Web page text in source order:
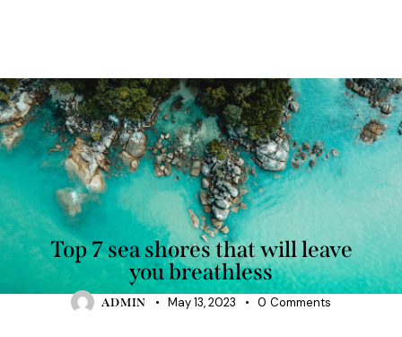
TRAVELING
Top 7 sea shores that will leave
you breathless
ADMIN May 13, 2023 0 Comments